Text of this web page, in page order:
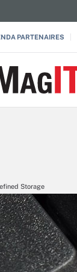
PARTENAIRES
Storage